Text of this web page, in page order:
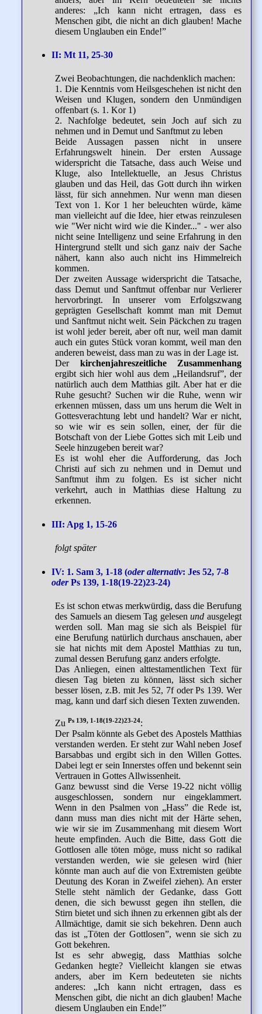
anderes: „Ich kann nicht ertragen, dass es
Menschen gibt, die nicht an dich glauben! Mache
diesem Unglauben ein Ende!”
II: Mt 11, 25-30
Zwei Beobachtungen, die nachdenklich machen:
1. Die Kenntnis vom Heilsgeschehen ist nicht den
Weisen und Klugen, sondern den Unmündigen
offenbart (s. 1. Kor 1)
2. Nachfolge bedeutet, sein Joch auf sich zu
nehmen und in Demut und Sanftmut zu leben
Beide Aussagen passen nicht in unsere
Erfahrungswelt hinein. Der ersten Aussage
widerspricht die Tatsache, dass auch Weise und
Kluge, also Intellektuelle, an Jesus Christus
glauben und das Heil, das Gott durch ihn wirken
lässt, für sich annehmen. Nur wenn man diesen
Text von 1. Kor 1 her beleuchten würde, käme
man vielleicht auf die Idee, hier etwas reinzulesen
wie "Wer nicht wird wie die Kinder..." - wer also
nicht seine Intelligenz und seine Erfahrung in den
Hintergrund stellt und sich ganz naiv der Sache
nähert, kann also auch nicht ins Himmelreich
kommen.
Der zweiten Aussage widerspricht die Tatsache,
dass Demut und Sanftmut offenbar nur Verlierer
hervorbringt. In unserer vom Erfolgszwang
geprägten Gesellschaft kommt man mit Demut
und Sanftmut nicht weit. Sein Päckchen zu tragen
ist wohl jeder bereit, aber oft nur, weil man damit
auch ein gutes Stück voran kommt, weil man den
anderen beweist, dass man zu was in der Lage ist.
Der kirchenjahreszeitliche Zusammenhang
ergibt sich hier wohl aus dem „Heilandsruf”, der
natürlich auch dem Matthias gilt. Aber hat er die
Ruhe gesucht? Suchen wir die Ruhe, wenn wir
erkennen müssen, dass um uns herum die Welt in
Gottesverachtung lebt und handelt? War er nicht,
so wie wir es sein sollen, einer, der für die
Botschaft von der Liebe Gottes sich mit Leib und
Seele hinzugeben bereit war?
Es ist wohl eher die Aufforderung, das Joch
Christi auf sich zu nehmen und in Demut und
Sanftmut ihm zu folgen. Es ist sicher nicht
verkehrt, auch in Matthias diese Haltung zu
erkennen.
III: Apg 1, 15-26
folgt später
IV: 1. Sam 3, 1-18 (oder alternativ: Jes 52, 7-8
oderPs 139, 1-18(19-22)23-24)
Es ist schon etwas merkwürdig, dass die Berufung
des Samuels an diesem Tag gelesenund ausgelegt
werden soll. Man mag sie sich als Beispiel für
eine Berufung natürlich durchaus anschauen, aber
sie hat nichts mit dem Apostel Matthias zu tun,
zumal dessen Berufung ganz anders erfolgte.
Das Anliegen, einen alttestamentlichen Text für
diesen Tag bieten zu können, lässt sich sicher
besser lösen, z.B. mit Jes 52, 7f oder Ps 139. Wer
mag, kann und darf sich diesen Texten zuwenden.
ZuPs 139, 1-18(19-22)23-24:
Der Psalm könnte als Gebet des Apostels Matthias
verstanden werden. Er steht zur Wahl neben Josef
Barsabbas und ergibt sich in den Willen Gottes.
Dabei legt er sein Innerstes offen und bekennt sein
Vertrauen in Gottes Allwissenheit.
Ganz bewusst sind die Verse 19-22 nicht völlig
ausgeschlossen, sondern nur eingeklammert.
Wenn in den Psalmen von „Hass” die Rede ist,
dann muss man dies nicht mit der Härte sehen,
wie wir sie im Zusammenhang mit diesem Wort
heute empfinden. Auch die Bitte, dass Gott die
Gottlosen alle töten möge, muss nicht so radikal
verstanden werden, wie sie gelesen wird (hier
könnte man auch auf die von Extremisten geübte
Deutung des Koran in Zweifel ziehen). An erster
Stelle steht nämlich der Gedanke, dass Gott
denen, die sich bewusst gegen ihn stellen, die
Stirn bietet und sich ihnen zu erkennen gibt als der
Allmächtige, damit sie sich bekehren. Denn auch
das ist „Töten der Gottlosen”, wenn sie sich zu
Gott bekehren.
Ist es sehr abwegig, dass Matthias solche
Gedanken hegte? Vielleicht klangen sie etwas
anders, aber im Kern bedeuteten sie nichts
anderes: „Ich kann nicht ertragen, dass es
Menschen gibt, die nicht an dich glauben! Mache
diesem Unglauben ein Ende!”